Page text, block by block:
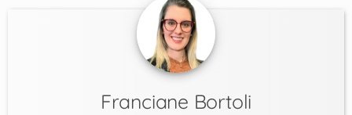
Franciane Bortoli